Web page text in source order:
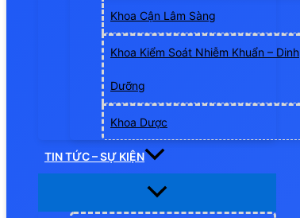
Khoa Cận Lâm Sàng
Khoa Kiểm Soát Nhiễm Khuẩn – Dinh
Dưỡng
Khoa Dược
TIN TỨC – SỰ KIỆN